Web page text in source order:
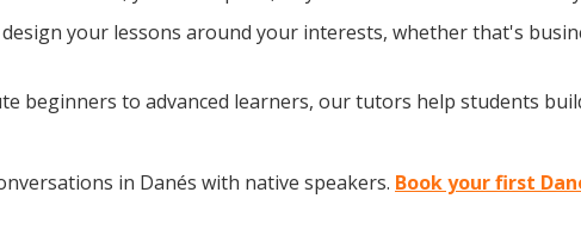
design your lessons around your interests, whether that's
beginners to advanced learners, our tutors help students
in Danés with native speakers. Book your first